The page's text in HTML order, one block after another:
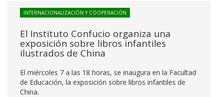
INTERNACIONALIZACIÓN Y COOPERACIÓN
El Instituto Confucio organiza una
exposición sobre libros infantiles
ilustrados de China
El miércoles 7 a las 18 horas, se inaugura en la Facultad
de Educación, la exposición sobre libros infantiles de
China.